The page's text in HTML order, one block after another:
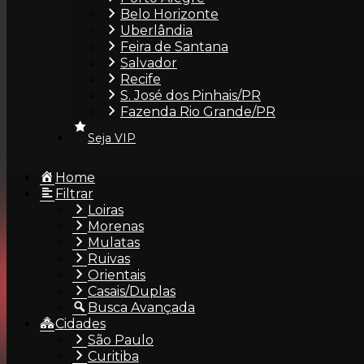
Belo Horizonte
Uberlândia
Feira de Santana
Salvador
Recife
S. José dos Pinhais/PR
Fazenda Rio Grande/PR
Seja VIP
Home
Filtrar
Loiras
Morenas
Mulatas
Ruivas
Orientais
Casais/Duplas
Busca Avançada
Cidades
São Paulo
Curitiba
Bella Reis 22 anos •Curitiba/PR 41 99753-3422
Tipo: RuivaIdade: 22 anosAltura: 1,57mCor dos Olhos:
34Tatuagem: 2Piercing: 2Fumante: Não Informações
Continuar lendo
…
36
INSTITUCIONAL
O ÁreaVIP
Seja VIP